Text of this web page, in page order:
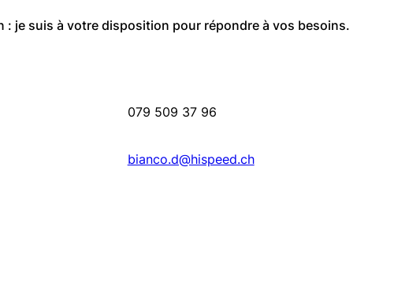
: je suis à votre disposition pour répondre à vos besoins.
079 509 37 96
bianco.d@hispeed.ch